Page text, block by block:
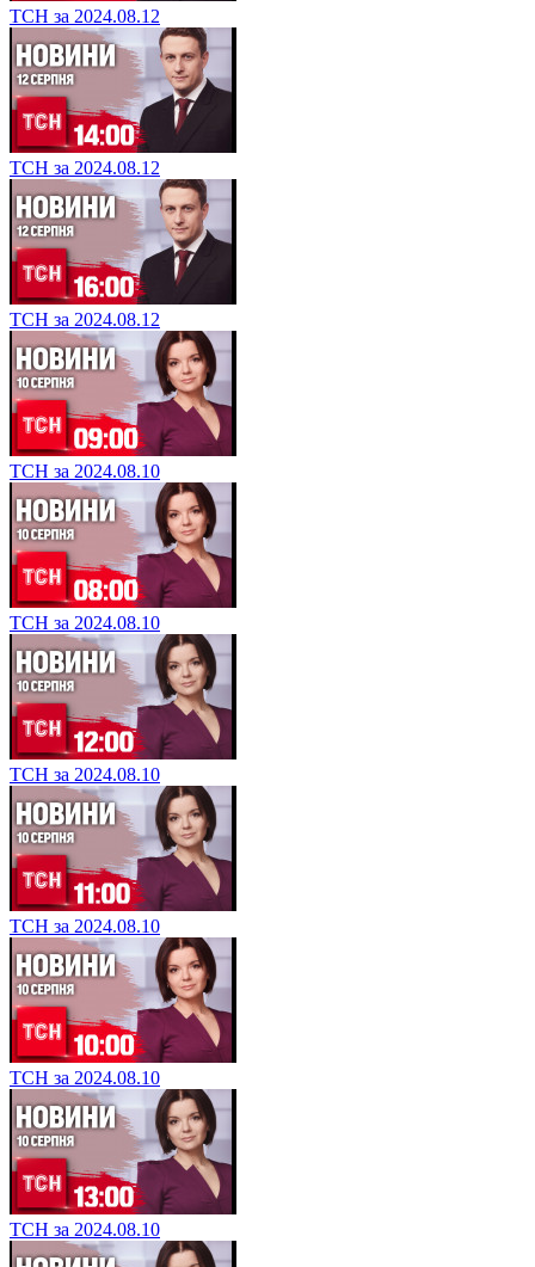
ТСН за 2024.08.12
ТСН за 2024.08.12
ТСН за 2024.08.12
ТСН за 2024.08.10
ТСН за 2024.08.10
ТСН за 2024.08.10
ТСН за 2024.08.10
ТСН за 2024.08.10
ТСН за 2024.08.10